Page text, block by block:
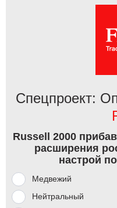
Спецпроект:
Russell 2000
расширения
настрой
Медвежий
Нейтральный